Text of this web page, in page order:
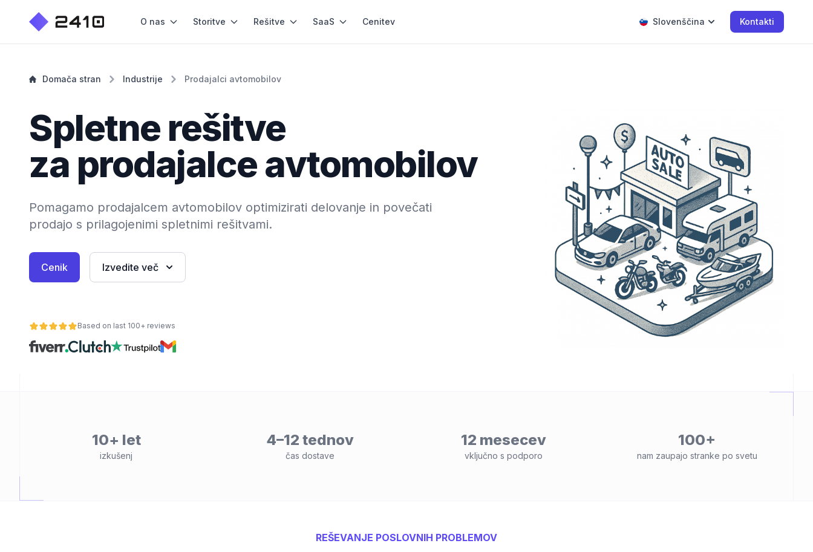
O nas Storitve Rešitve SaaS Cenitev Slovenščina Kontakti
Domača stran Industrije Prodajalci avtomobilov
Spletne rešitve
za prodajalce avtomobilov
Pomagamo prodajalcem avtomobilov optimizirati delovanje in povečati
prodajo s prilagojenimi spletnimi rešitvami.
Cenik Izvedite več
Based on last 100+ reviews
10+ let
izkušenj
4–12 tednov
čas dostave
12 mesecev
vključno s podporo
100+
nam zaupajo stranke po svetu
REŠEVANJE POSLOVNIH PROBLEMOV